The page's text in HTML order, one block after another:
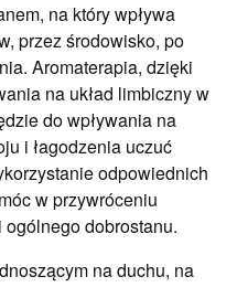
na który wpływa
przez środowisko, po
Aromaterapia, dzięki
na układ limbiczny w
do wpływania na
i łagodzenia uczuć
odpowiednich
w przywróceniu
dobrostanu.
na duchu, na